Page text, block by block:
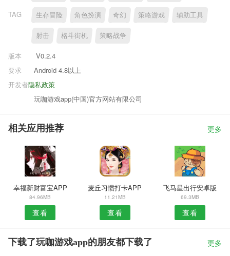
TAG 生存冒险 角色扮演 奇幻 策略游戏 辅助工具
射击 格斗街机 策略战争
版本
V0.2.4
要求
Android 4.8以上
隐私政策
开发者
玩咖游戏app(中国)官方网站有限公司
相关应用推荐 更多
幸福新财富宝APP
84.96MB
查看
麦丘习惯打卡APP
11.21MB
查看
飞马星出行安卓版
69.3MB
查看
下载了玩咖游戏app的朋友都下载了 更多